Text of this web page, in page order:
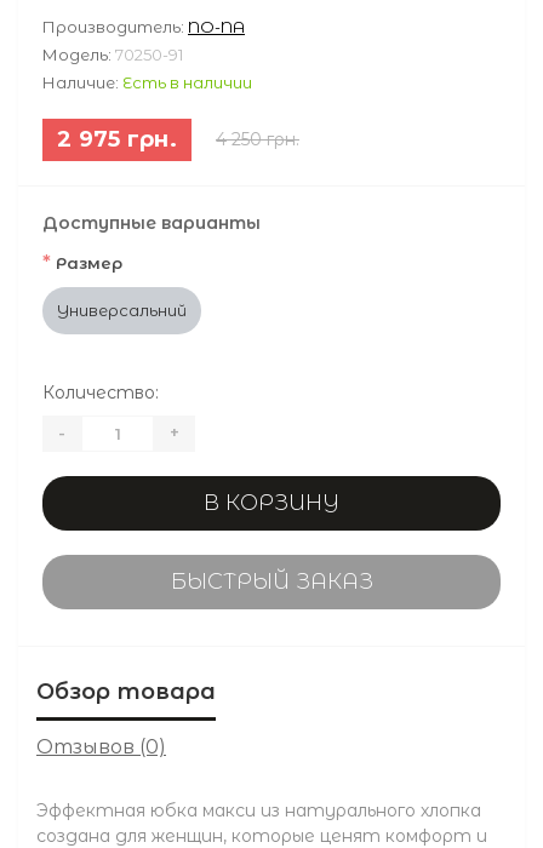
Производитель: NO-NA
Модель: 70250-91
Наличие: Есть в наличии
2 975 грн. 4 250 грн.
Доступные варианты
* Размер
Универсальний
Количество:
- +
В КОРЗИНУ
БЫСТРЫЙ ЗАКАЗ
Обзор товара
Отзывов (0)
Эффектная юбка макси из натурального хлопка
создана для женщин, которые ценят комфорт и